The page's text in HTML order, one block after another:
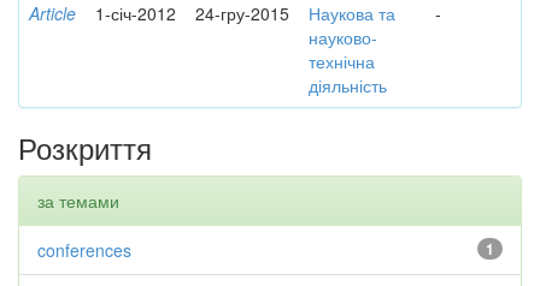
Article 1-січ-2012 24-гру-2015
Наукова та
науково-
технічна
діяльність
-
Розкриття
за темами
1
conferences